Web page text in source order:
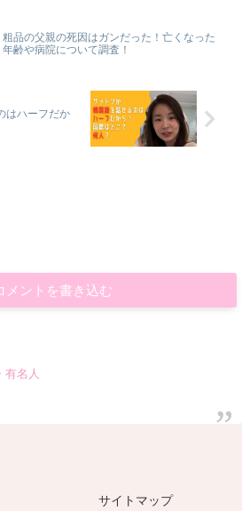
粗品の父親の死因はガンだった！亡くなった
年齢や病院について調査！
はハーフだか
メントを書き込む
有名人
サイトマップ